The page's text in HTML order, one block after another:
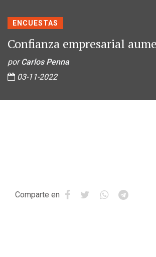
ENCUESTAS
Confianza empresarial
porCarlos Penna
03-11-2022
Comparte en